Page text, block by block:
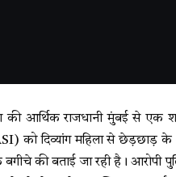
की आर्थिक राजधानी मुंबई से एक
को दिव्यांग महिला से छेड़छाड़ के
की बताई जा रही है। आरोपी